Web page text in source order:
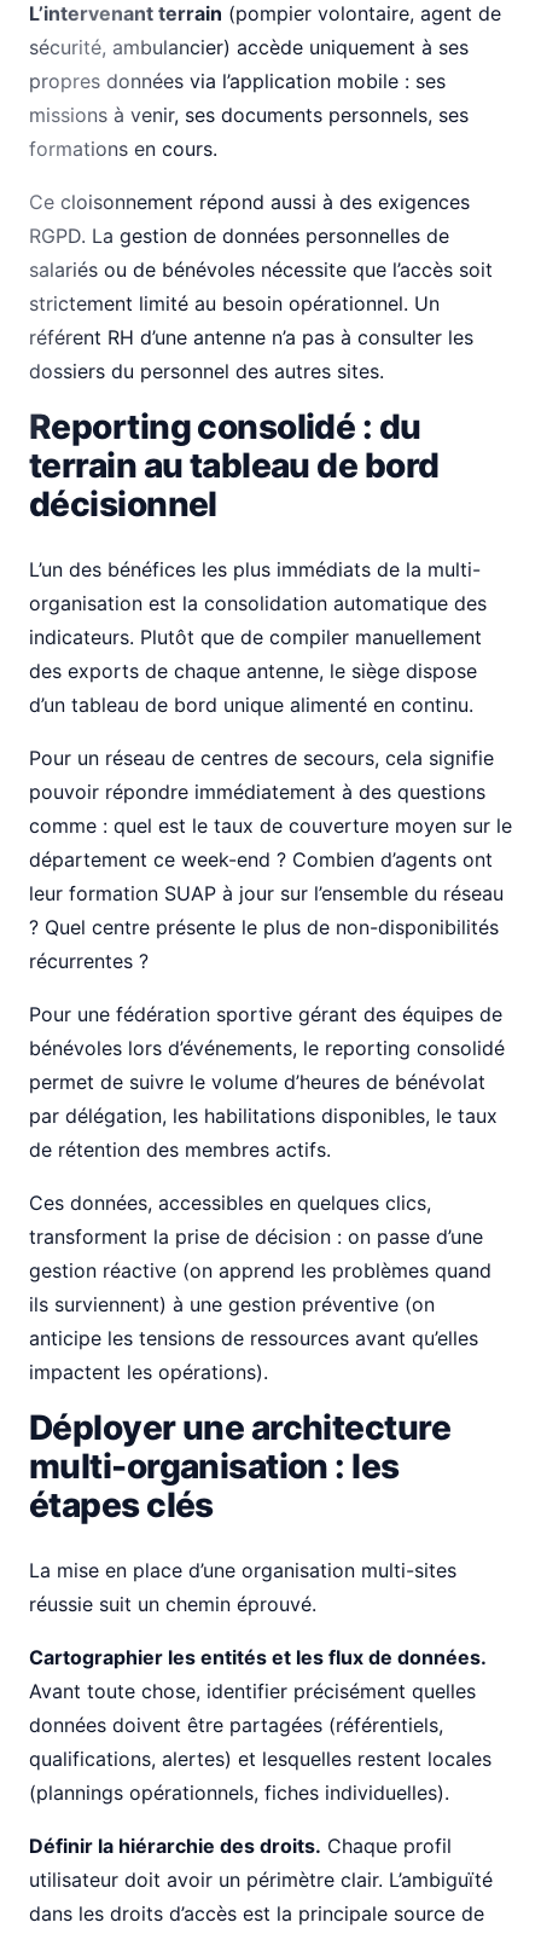
L’intervenant terrain (pompier volontaire, agent de
sécurité, ambulancier) accède uniquement à ses
propres données via l’application mobile : ses
missions à venir, ses documents personnels, ses
formations en cours.
Ce cloisonnement répond aussi à des exigences
RGPD. La gestion de données personnelles de
salariés ou de bénévoles nécessite que l’accès soit
strictement limité au besoin opérationnel. Un
référent RH d’une antenne n’a pas à consulter les
dossiers du personnel des autres sites.
Reporting consolidé : du
terrain au tableau de bord
décisionnel
L’un des bénéfices les plus immédiats de la multi-
organisation est la consolidation automatique des
indicateurs. Plutôt que de compiler manuellement
des exports de chaque antenne, le siège dispose
d’un tableau de bord unique alimenté en continu.
Pour un réseau de centres de secours, cela signifie
pouvoir répondre immédiatement à des questions
comme : quel est le taux de couverture moyen sur le
département ce week-end ? Combien d’agents ont
leur formation SUAP à jour sur l’ensemble du réseau
? Quel centre présente le plus de non-disponibilités
récurrentes ?
Pour une fédération sportive gérant des équipes de
bénévoles lors d’événements, le reporting consolidé
permet de suivre le volume d’heures de bénévolat
par délégation, les habilitations disponibles, le taux
de rétention des membres actifs.
Ces données, accessibles en quelques clics,
transforment la prise de décision : on passe d’une
gestion réactive (on apprend les problèmes quand
ils surviennent) à une gestion préventive (on
anticipe les tensions de ressources avant qu’elles
impactent les opérations).
Déployer une architecture
multi-organisation : les
étapes clés
La mise en place d’une organisation multi-sites
réussie suit un chemin éprouvé.
Cartographier les entités et les flux de données.
Avant toute chose, identifier précisément quelles
données doivent être partagées (référentiels,
qualifications, alertes) et lesquelles restent locales
(plannings opérationnels, fiches individuelles).
Définir la hiérarchie des droits. Chaque profil
utilisateur doit avoir un périmètre clair. L’ambiguïté
dans les droits d’accès est la principale source de